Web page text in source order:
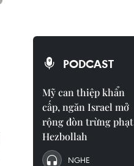
PODCAST
Mỹ can thiệp khẩn
cấp, ngăn Israel mở
rộng đòn trừng phạt
Hezbollah
NGHE